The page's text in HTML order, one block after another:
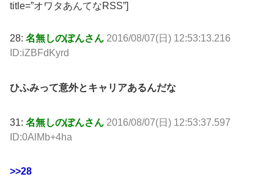
title=”オワタあんてなRSS”]
28: 名無しのぽんさん 2016/08/07(日) 12:53:13.216
ID:iZBFdKyrd
ひふみって意外とキャリアあるんだな
31: 名無しのぽんさん 2016/08/07(日) 12:53:37.597
ID:0AlMb+4ha
>>28